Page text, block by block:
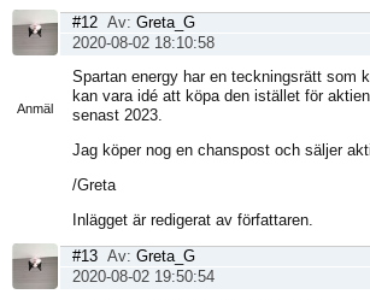
Anmäl
#12 Av: Greta_G
2020-08-02 18:10:58
Spartan energy har en teckningsrätt som
kan vara idé att köpa den istället för
senast 2023.
Jag köper nog en chanspost och säljer
/Greta
Inlägget är redigerat av författaren.
#13 Av: Greta_G
2020-08-02 19:50:54